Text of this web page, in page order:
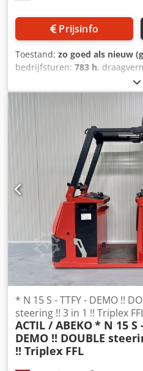
Prijsinfo
Toestand: zo goed als nieuw
bedrijfsturen: 783 h,
mm, Manufacturer +
2G / Zone 1 * Mast:2F2800
Mast:2F2850 Lowered
mm Capacity:1600 kg Init.:Yes
Capacity:Complete NEW * 24v
Options:* EX * MIRETTI -
04 ATEX 2593 Crjdpfx Agozq
Cat 2G ( toegestaan in ZONE 1
* N 15 S - TTFY - DEMO !!
steering !! 3 in 1 !! Triplex
ACTIL / ABEKO* N 15 S
DEMO !! DOUBLE
!! Triplex FFL